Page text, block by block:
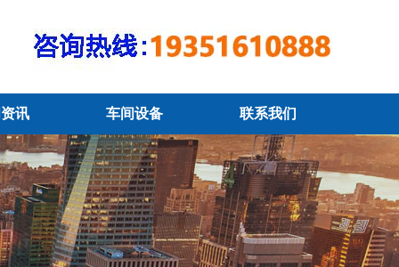
讯 车间设备 联系我们